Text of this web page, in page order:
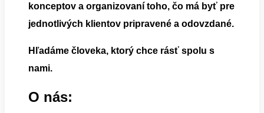
konceptov a organizovaní toho, čo má byť pre
jednotlivých klientov pripravené a odovzdané.
Hľadáme človeka, ktorý chce rásť spolu s
nami.
O nás: